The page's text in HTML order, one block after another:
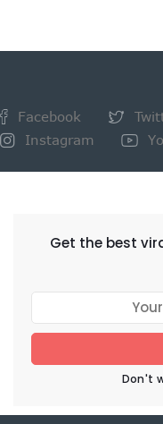
Facebook
Instagram
Get the best
Don't